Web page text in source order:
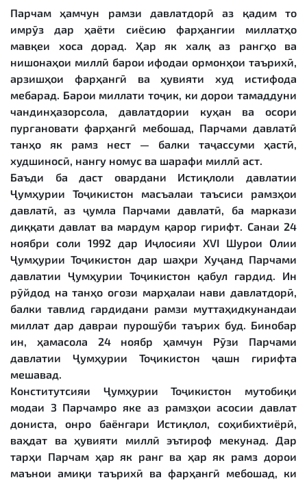
Парчам ҳамчун рамзи давлатдорӣ аз қадим то
имрӯз дар ҳаёти сиёсию фарҳангии миллатҳо
мавқеи хоса дорад. Ҳар як халқ аз рангҳо ва
нишонаҳои миллӣ барои ифодаи ормонҳои таърихӣ,
арзишҳои фарҳангӣ ва ҳувияти худ истифода
мебарад. Барои миллати тоҷик, ки дорои тамаддуни
чандинҳазорсола, давлатдории куҳан ва осори
пурғановати фарҳангӣ мебошад, Парчами давлатӣ
танҳо як рамз нест — балки таҷассуми ҳастӣ,
худшиносӣ, нангу номус ва шарафи миллӣ аст.
Баъди ба даст овардани Истиқлоли давлатии
Ҷумҳурии Тоҷикистон масъалаи таъсиси рамзҳои
давлатӣ, аз ҷумла Парчами давлатӣ, ба маркази
диққати давлат ва мардум қарор гирифт. Санаи 24
ноябри соли 1992 дар Иҷлосияи XVI Шурои Олии
Ҷумҳурии Тоҷикистон дар шаҳри Хуҷанд Парчами
давлатии Ҷумҳурии Тоҷикистон қабул гардид. Ин
рӯйдод на танҳо оғози марҳалаи нави давлатдорӣ,
балки тавлид гардидани рамзи муттаҳидкунандаи
миллат дар давраи пурошӯби таърих буд. Бинобар
ин, ҳамасола 24 ноябр ҳамчун Рӯзи Парчами
давлатии Ҷумҳурии Тоҷикистон ҷашн гирифта
мешавад.
Конститутсияи Ҷумҳурии Тоҷикистон мутобиқи
модаи 3 Парчамро яке аз рамзҳои асосии давлат
дониста, онро баёнгари Истиқлол, соҳибихтиёрӣ,
ваҳдат ва ҳувияти миллӣ эътироф мекунад. Дар
тарҳи Парчам ҳар як ранг ва ҳар як рамз дорои
маънои амиқи таърихӣ ва фарҳангӣ мебошад, ки